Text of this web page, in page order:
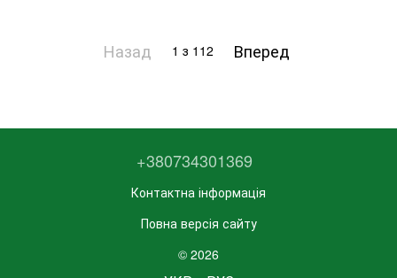
Назад 1 з 112 Вперед
+380734301369
Контактна інформація
Повна версія сайту
© 2026